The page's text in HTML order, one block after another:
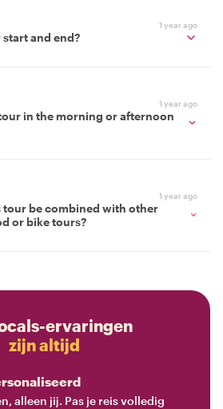
1 year ago
and end?
1 year ago
in the morning or afternoon
1 year ago
tour be combined with other
or bike tours?
ervaringen
zijn altijd
alleen jij. Pas je reis volledig